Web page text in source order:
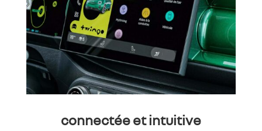
connectée et intuitive